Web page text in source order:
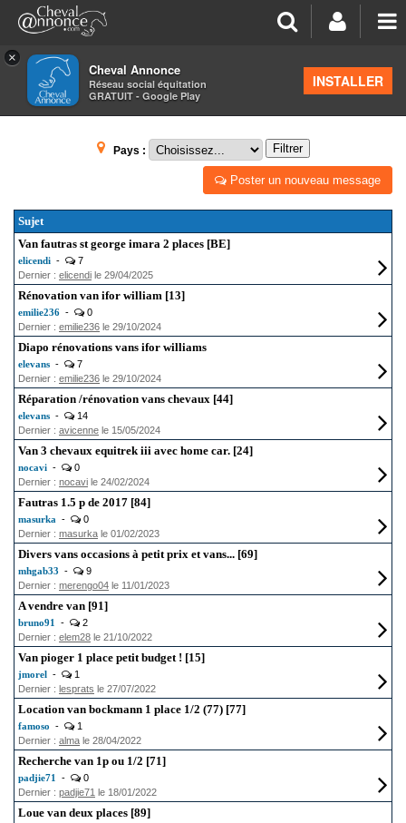
×
Cheval Annonce
Réseau social équitation
GRATUIT - Google Play
INSTALLER
>Petites annonces
VANS CHEVAUX
Pays : Filtrer
Poster un nouveau message
Sujet
Van fautras st george imara 2 places [BE]
elicendi -
7
Dernier : elicendi le 29/04/2025
Rénovation van ifor william [13]
emilie236 -
0
Dernier : emilie236 le 29/10/2024
Diapo rénovations vans ifor williams
elevans -
7
Dernier : emilie236 le 29/10/2024
Réparation /rénovation vans chevaux [44]
elevans -
14
Dernier : avicenne le 15/05/2024
Van 3 chevaux equitrek iii avec home car. [24]
nocavi -
0
Dernier : nocavi le 24/02/2024
Fautras 1.5 p de 2017 [84]
masurka -
0
Dernier : masurka le 01/02/2023
Divers vans occasions à petit prix et vans... [69]
mhgab33 -
9
Dernier : merengo04 le 11/01/2023
A vendre van [91]
bruno91 -
2
Dernier : elem28 le 21/10/2022
Van pioger 1 place petit budget ! [15]
jmorel -
1
Dernier : lesprats le 27/07/2022
Location van bockmann 1 place 1/2 (77) [77]
famoso -
1
Dernier : alma le 28/04/2022
Recherche van 1p ou 1/2 [71]
padjie71 -
0
Dernier : padjie71 le 18/01/2022
Loue van deux places [89]